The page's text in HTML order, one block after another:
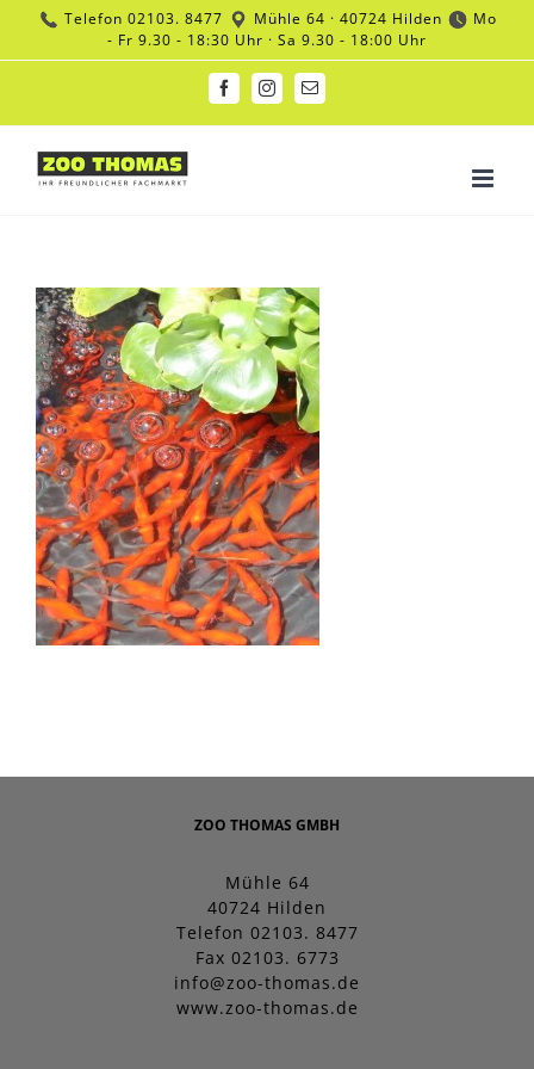
Inhalt
springen
Telefon 02103. 8477 Mühle 64 · 40724 Hilden
Mo
- Fr 9.30 - 18:30 Uhr · Sa 9.30 - 18:00 Uhr
FacebookInstagram
E-
ZOO THOMAS GMBH
Mühle 64
40724 Hilden
Telefon 02103. 8477
Fax 02103. 6773
info@zoo-thomas.de
www.zoo-thomas.de